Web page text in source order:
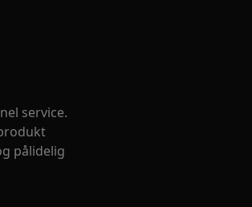
service.
pålidelig